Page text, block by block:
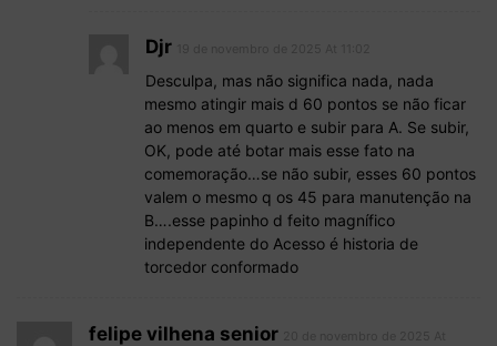
Djr
Desculpa, mas não significa nada, nada
mesmo atingir mais d 60 pontos se não ficar
ao menos em quarto e subir para A. Se subir,
OK, pode até botar mais esse fato na
comemoração…se não subir, esses 60 pontos
valem o mesmo q os 45 para manutenção na
B….esse papinho d feito magnífico
independente do Acesso é historia de
torcedor conformado
felipe vilhena senior